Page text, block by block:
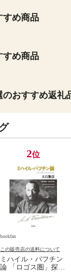
すめ商品
すめ商品
おすすめ返礼
2位
bookfan
この販売店の送料について
ミハイル・バフチン
論 「ロゴス圏」探求